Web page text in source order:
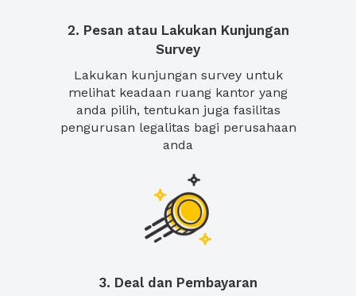
2. Pesan atau Lakukan Kunjungan
Survey
Lakukan kunjungan survey untuk
melihat keadaan ruang kantor yang
anda pilih, tentukan juga fasilitas
pengurusan legalitas bagi perusahaan
anda
3. Deal dan Pembayaran